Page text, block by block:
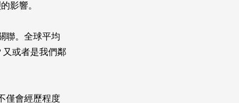
影響。
聯。全球平均
又或者是我們鄰
僅會經歷程度